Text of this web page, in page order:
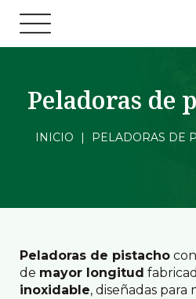
Peladoras de
INICIO | PELADORAS DE
Peladoras de pistacho con
de mayor longitud
inoxidable, diseñadas para